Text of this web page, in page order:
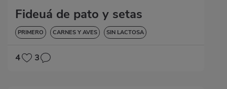
Fideuá de pato y setas
PRIMERO CARNES Y AVES SIN LACTOSA
4 3